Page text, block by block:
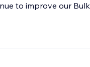
to improve our